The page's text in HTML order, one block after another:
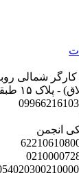
شمالی
۱۵ طبقه ۲
انجمن